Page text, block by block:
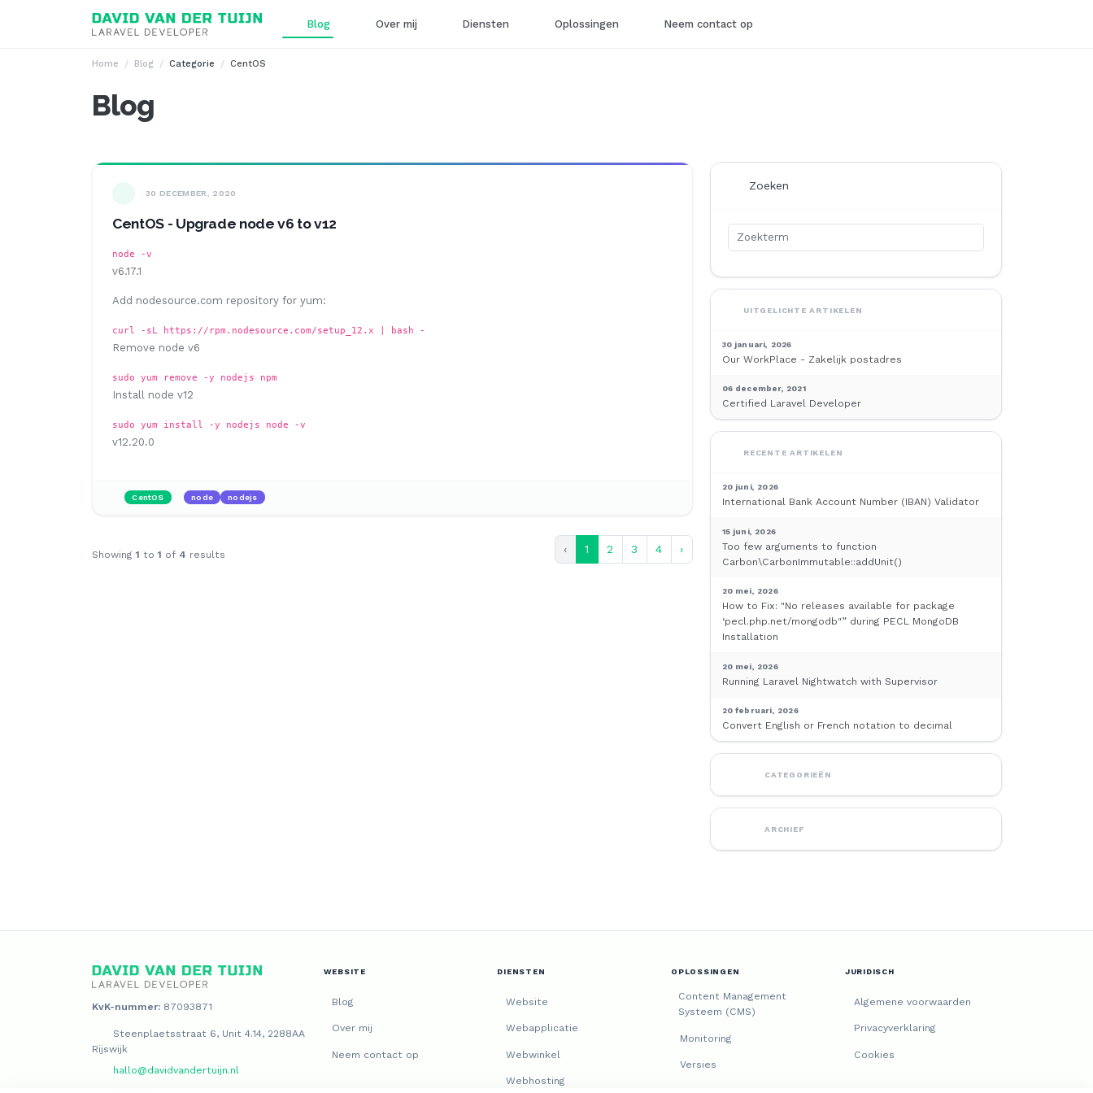
Blog Over mij Diensten Oplossingen Neem contact op
Home Blog Categorie CentOS
Blog
30 DECEMBER, 2020
CentOS - Upgrade node v6 to v12
node -v
v6.17.1
Add nodesource.com repository for yum:
curl -sL https://rpm.nodesource.com/setup_12.x | bash -
Remove node v6
sudo yum remove -y nodejs npm
Install node v12
sudo yum install -y nodejs node -v
v12.20.0
CentOS node nodejs
Showing 1 to 1 of 4 results ‹ 1 2 3 4 ›
Zoeken
UITGELICHTE ARTIKELEN
30 januari, 2026
Our WorkPlace - Zakelijk postadres
06 december, 2021
Certified Laravel Developer
RECENTE ARTIKELEN
20 juni, 2026
International Bank Account Number (IBAN) Validator
15 juni, 2026
Too few arguments to function
Carbon\CarbonImmutable::addUnit()
20 mei, 2026
How to Fix: "No releases available for package
‘pecl.php.net/mongodb"” during PECL MongoDB
Installation
20 mei, 2026
Running Laravel Nightwatch with Supervisor
20 februari, 2026
Convert English or French notation to decimal
CATEGORIEËN
ARCHIEF
KvK-nummer:87093871
Steenplaetsstraat 6, Unit 4.14, 2288AA
Rijswijk
hallo@davidvandertuijn.nl
WEBSITE
Blog
Over mij
Neem contact op
DIENSTEN
Website
Webapplicatie
Webwinkel
Webhosting
OPLOSSINGEN
Content Management
Systeem (CMS)
Monitoring
Versies
JURIDISCH
Algemene voorwaarden
Privacyverklaring
Cookies